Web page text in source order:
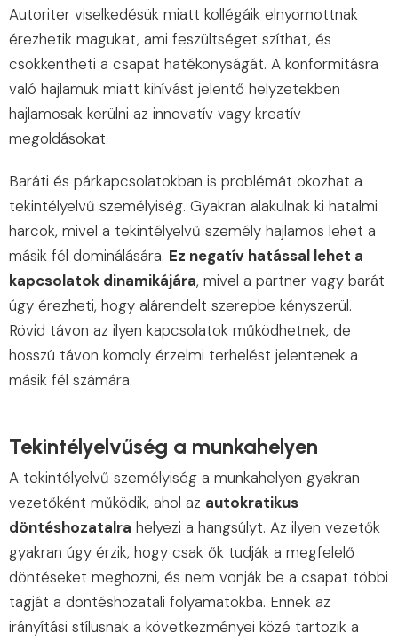
Autoriter viselkedésük miatt kollégáik elnyomottnak
érezhetik magukat, ami feszültséget szíthat, és
csökkentheti a csapat hatékonyságát. A konformitásra
való hajlamuk miatt kihívást jelentő helyzetekben
hajlamosak kerülni az innovatív vagy kreatív
megoldásokat.
Baráti és párkapcsolatokban is problémát okozhat a
tekintélyelvű személyiség. Gyakran alakulnak ki hatalmi
harcok, mivel a tekintélyelvű személy hajlamos lehet a
másik fél dominálására. Ez negatív hatással lehet a
kapcsolatok dinamikájára, mivel a partner vagy barát
úgy érezheti, hogy alárendelt szerepbe kényszerül.
Rövid távon az ilyen kapcsolatok működhetnek, de
hosszú távon komoly érzelmi terhelést jelentenek a
másik fél számára.
Tekintélyelvűség a munkahelyen
A tekintélyelvű személyiség a munkahelyen gyakran
vezetőként működik, ahol az autokratikus
döntéshozatalra helyezi a hangsúlyt. Az ilyen vezetők
gyakran úgy érzik, hogy csak ők tudják a megfelelő
döntéseket meghozni, és nem vonják be a csapat többi
tagját a döntéshozatali folyamatokba. Ennek az
irányítási stílusnak a következményei közé tartozik a